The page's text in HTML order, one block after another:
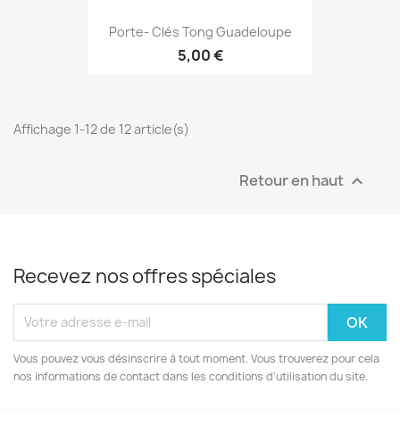
Porte- Clés Tong Guadeloupe
5,00 €
Affichage 1-12 de 12 article(s)
Retour en haut 
Recevez nos offres spéciales
Vous pouvez vous désinscrire à tout moment. Vous trouverez pour cela
nos informations de contact dans les conditions d'utilisation du site.